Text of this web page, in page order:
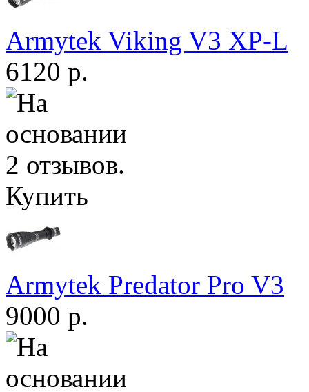
Armytek Viking V3 XP-L
6120 р.
Купить
Armytek Predator Pro V3
9000 р.